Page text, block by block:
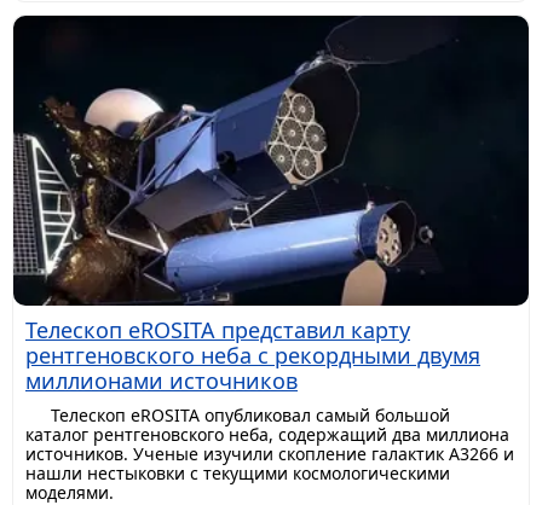
Телескоп eROSITA представил карту
рентгеновского неба с рекордными двумя
миллионами источников
Телескоп eROSITA опубликовал самый большой
каталог рентгеновского неба, содержащий два миллиона
источников. Ученые изучили скопление галактик A3266 и
нашли нестыковки с текущими космологическими
моделями.